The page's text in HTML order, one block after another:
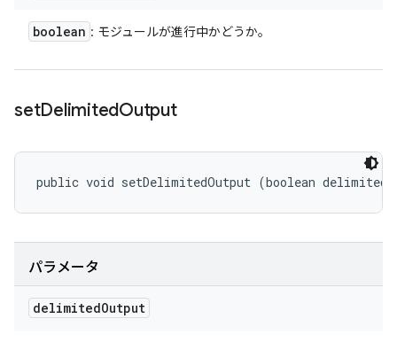
boolean : モジュールが進行中かどうか。
setDelimitedOutput
public void setDelimitedOutput (boolean
パラメータ
delimitedOutput